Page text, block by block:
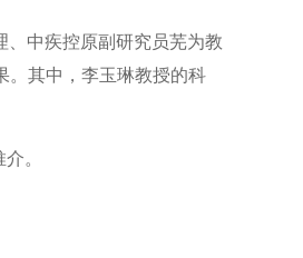
中疾控原副研究员芜为教
。其中，李玉琳教授的科
。